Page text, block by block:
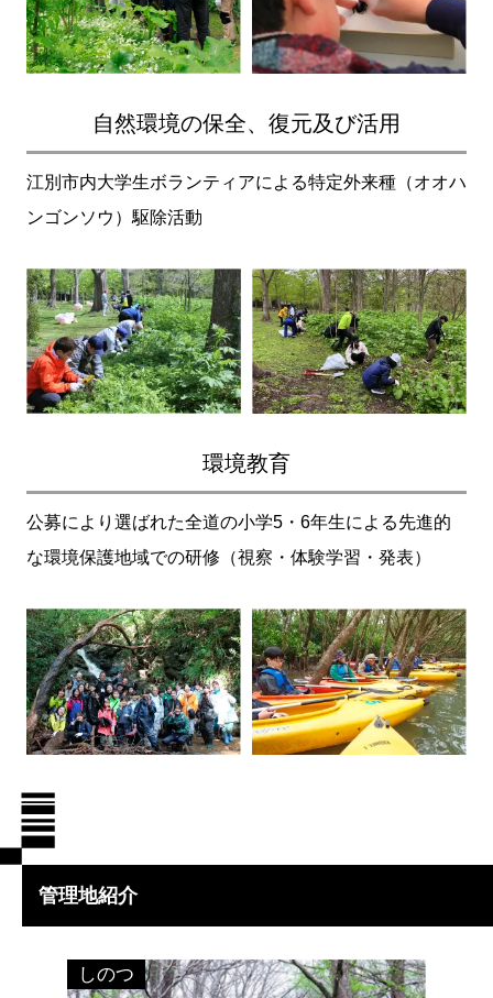
自然環境の保全、 復元及び活用
江別市内大学生ボランティアによる特定外来種（オオハ
ンゴンソウ）駆除活動
環境教育
公募により選ばれた全道の小学5・6年生による先進的
な環境保護地域での研修（視察・体験学習・発表）
管理地紹介
しのつ